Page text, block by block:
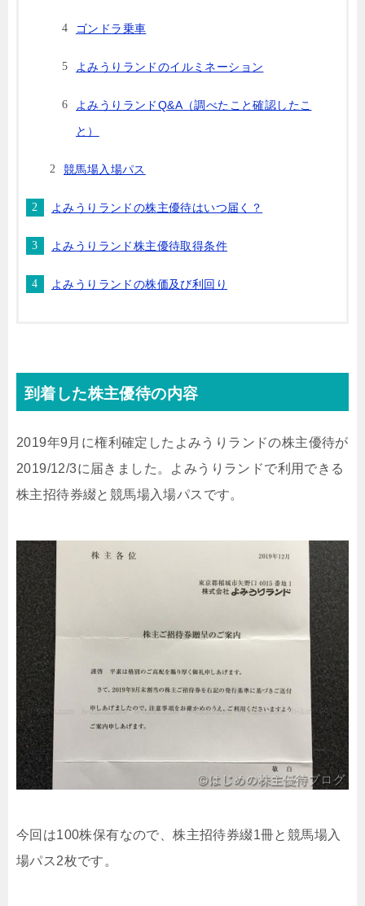
ゴンドラ乗車
よみうりランドのイルミネーション
よみうりランドQ&A（調べたこと確認したこ
と）
競馬場入場パス
よみうりランドの株主優待はいつ届く？
よみうりランド株主優待取得条件
よみうりランドの株価及び利回り
到着した株主優待の内容
2019年9月に権利確定したよみうりランドの株主優待が
2019/12/3に届きました。よみうりランドで利用できる
株主招待券綴と競馬場入場パスです。
今回は100株保有なので、株主招待券綴1冊と競馬場入
場パス2枚です。